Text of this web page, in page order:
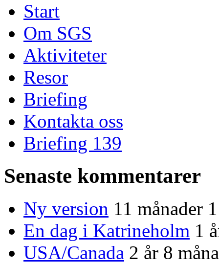
Start
Om SGS
Aktiviteter
Resor
Briefing
Kontakta oss
Briefing 139
Senaste kommentarer
Ny version 11 månader
En dag i Katrineholm 1
USA/Canada 2 år 8